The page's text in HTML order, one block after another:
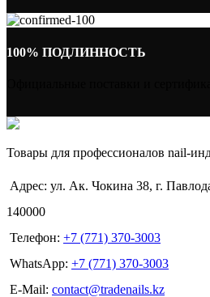
100% ПОДЛИННОСТЬ
Товары для профессионалов nail-
Адрес: ул. Ак. Чокина 38, г.
140000
Телефон: +7 (771) 370-3003
WhatsApp: +7 (771) 370-3003
E-Mail: contact@tradenails.kz